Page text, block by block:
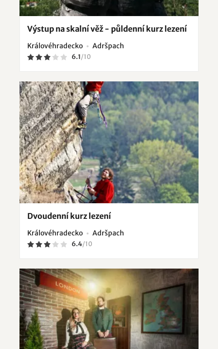
Výstup na skalní věž - půldenní kurz lezení
Královéhradecko Adršpach
6.1/10
Dvoudenní kurz lezení
Královéhradecko Adršpach
6.4/10